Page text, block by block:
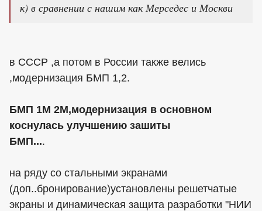
к) в сравнении с нашим как Мерседес и Москви
в СССР ,а потом в России также велись
,модернизация БМП 1,2.
БМП 1М 2М,модернизация в основном
коснулась улучшению зашиты
БМП....
на ряду со стальными экранами
(доп..бронирование)установлены решетчатые
экраны и динамическая защита разработки "НИИ